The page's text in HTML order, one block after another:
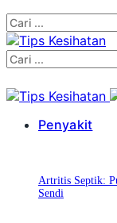
Cari:
Cari:
Penyakit
Artritis Septik:
Sendi